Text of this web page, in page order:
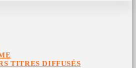
TITRES DIFFUSÉS